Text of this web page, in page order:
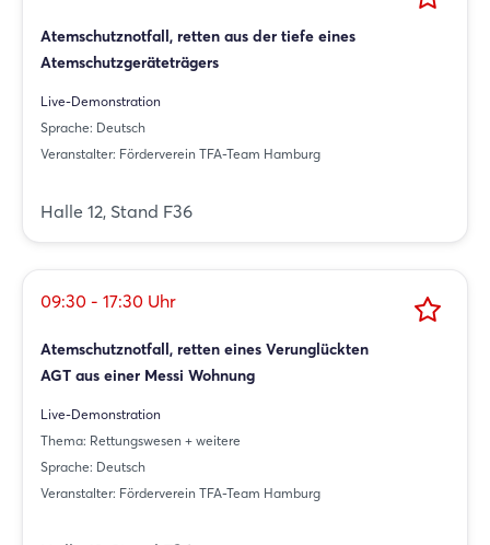
Atemschutznotfall, retten aus der tiefe eines
Atemschutzgeräteträgers
Live-Demonstration
Sprache: Deutsch
Veranstalter: Förderverein TFA-Team Hamburg
Halle 12, Stand F36
09:30 - 17:30 Uhr
Atemschutznotfall, retten eines Verunglückten
AGT aus einer Messi Wohnung
Live-Demonstration
Thema: Rettungswesen + weitere
Sprache: Deutsch
Veranstalter: Förderverein TFA-Team Hamburg